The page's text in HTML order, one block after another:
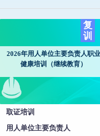
复
训
2026年用人单位主要负责人职业
健康培训（继续教育）
取证培训
用人单位主要负责人